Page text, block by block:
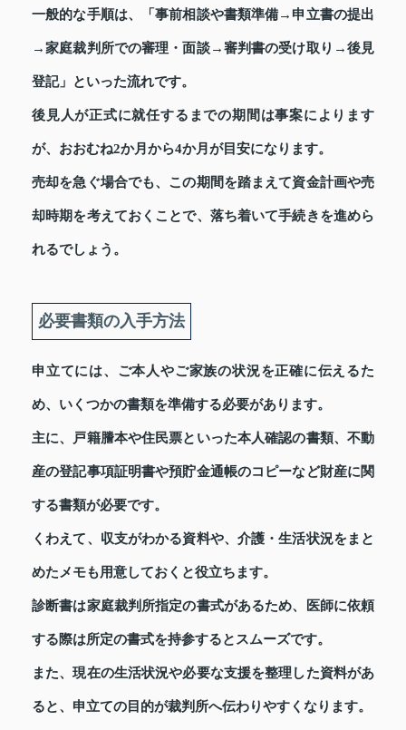
一般的な手順は、「事前相談や書類準備→申立書の提出
→家庭裁判所での審理・面談→審判書の受け取り→後見
登記」といった流れです。
後見人が正式に就任するまでの期間は事案によります
が、おおむね2か月から4か月が目安になります。
売却を急ぐ場合でも、この期間を踏まえて資金計画や売
却時期を考えておくことで、落ち着いて手続きを進めら
れるでしょう。
必要書類の入手方法
申立てには、ご本人やご家族の状況を正確に伝えるた
め、いくつかの書類を準備する必要があります。
主に、戸籍謄本や住民票といった本人確認の書類、不動
産の登記事項証明書や預貯金通帳のコピーなど財産に関
する書類が必要です。
くわえて、収支がわかる資料や、介護・生活状況をまと
めたメモも用意しておくと役立ちます。
診断書は家庭裁判所指定の書式があるため、医師に依頼
する際は所定の書式を持参するとスムーズです。
また、現在の生活状況や必要な支援を整理した資料があ
ると、申立ての目的が裁判所へ伝わりやすくなります。